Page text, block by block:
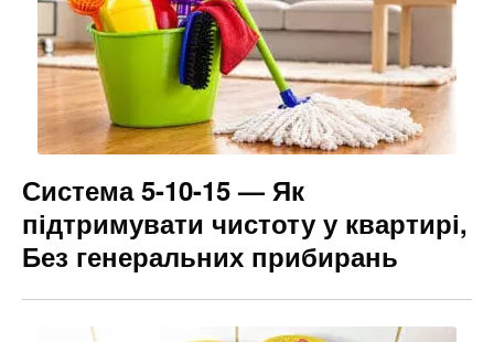
Система 5-10-15 — Як
підтримувати чистоту у квартирі,
Без генеральних прибирань